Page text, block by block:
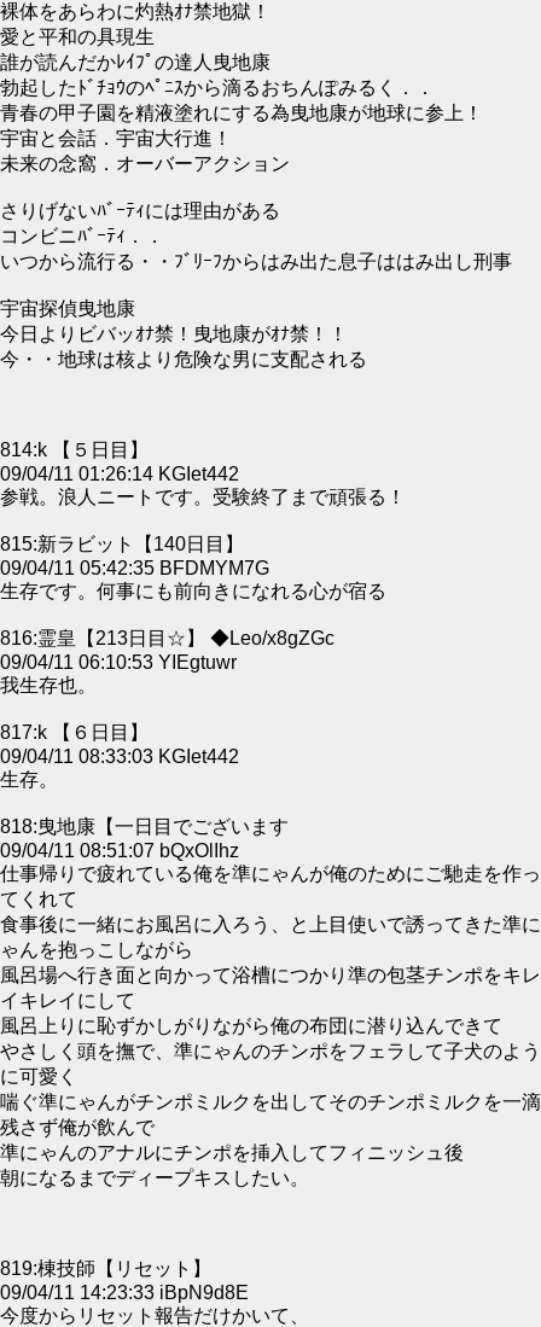
裸体をあらわに灼熱ｵﾅ禁地獄！
愛と平和の具現生
誰が読んだかﾚｲﾌﾟの達人曳地康
勃起したﾄﾞﾁｮｳのﾍﾟﾆｽから滴るおちんぽみるく．．
青春の甲子園を精液塗れにする為曳地康が地球に参上！
宇宙と会話．宇宙大行進！
未来の念窩．オーバーアクション
さりげないﾊﾞｰﾃｨには理由がある
コンビニﾊﾞｰﾃｨ．．
いつから流行る・・ﾌﾞﾘｰﾌからはみ出た息子ははみ出し刑事
宇宙探偵曳地康
今日よりビバッｵﾅ禁！曳地康がｵﾅ禁！！
今・・地球は核より危険な男に支配される
814:k 【５日目】
09/04/11 01:26:14 KGIet442
参戦。浪人ニートです。受験終了まで頑張る！
815:新ラビット【140日目】
09/04/11 05:42:35 BFDMYM7G
生存です。何事にも前向きになれる心が宿る
816:霊皇【213日目☆】 ◆Leo/x8gZGc
09/04/11 06:10:53 YIEgtuwr
我生存也。
817:k 【６日目】
09/04/11 08:33:03 KGIet442
生存。
818:曳地康【一日目でございます
09/04/11 08:51:07 bQxOlIhz
仕事帰りで疲れている俺を準にゃんが俺のためにご馳走を作っ
てくれて
食事後に一緒にお風呂に入ろう、と上目使いで誘ってきた準に
ゃんを抱っこしながら
風呂場へ行き面と向かって浴槽につかり準の包茎チンポをキレ
イキレイにして
風呂上りに恥ずかしがりながら俺の布団に潜り込んできて
やさしく頭を撫で、準にゃんのチンポをフェラして子犬のよう
に可愛く
喘ぐ準にゃんがチンポミルクを出してそのチンポミルクを一滴
残さず俺が飲んで
準にゃんのアナルにチンポを挿入してフィニッシュ後
朝になるまでディープキスしたい。
819:棟技師【リセット】
09/04/11 14:23:33 iBpN9d8E
今度からリセット報告だけかいて、